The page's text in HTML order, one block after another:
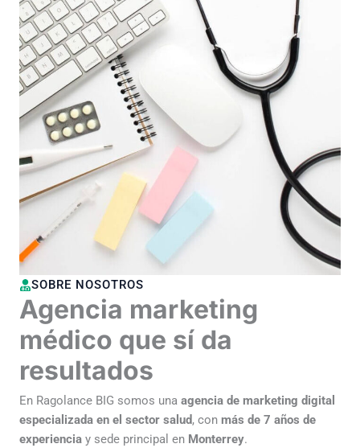
SOBRE NOSOTROS
Agencia marketing
médico que sí da
resultados
En Ragolance BIG somos una agencia de marketing digital
especializada en el sector salud, con más de 7 años de
experiencia y sede principal en Monterrey.